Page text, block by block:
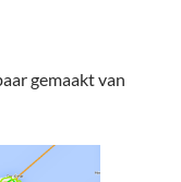
gemaakt van